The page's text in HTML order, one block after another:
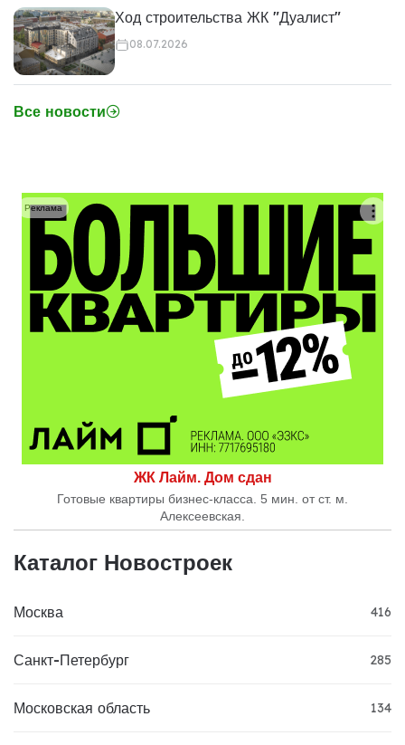
Ход строительства ЖК "Дуалист"
08.07.2026
Все новости
ЖК Лайм. Дом сдан
Готовые квартиры бизнес-класса. 5 мин. от ст. м.
Алексеевская.
Реклама
Каталог Новостроек
Москва 416
Санкт-Петербург 285
Московская область 134